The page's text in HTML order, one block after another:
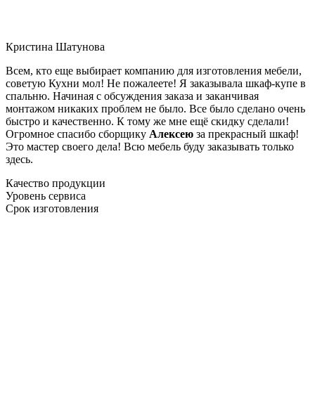
Кристина Шатунова
Всем, кто еще выбирает компанию для изготовления мебели,
советую Кухни мол! Не пожалеете! Я заказывала шкаф-купе в
спальню. Начиная с обсуждения заказа и заканчивая
монтажом никаких проблем не было. Все было сделано очень
быстро и качественно. К тому же мне ещё скидку сделали!
Огромное спасибо сборщику Алексею за прекрасный шкаф!
Это мастер своего дела! Всю мебель буду заказывать только
здесь.
Качество продукции
Уровень сервиса
Срок изготовления